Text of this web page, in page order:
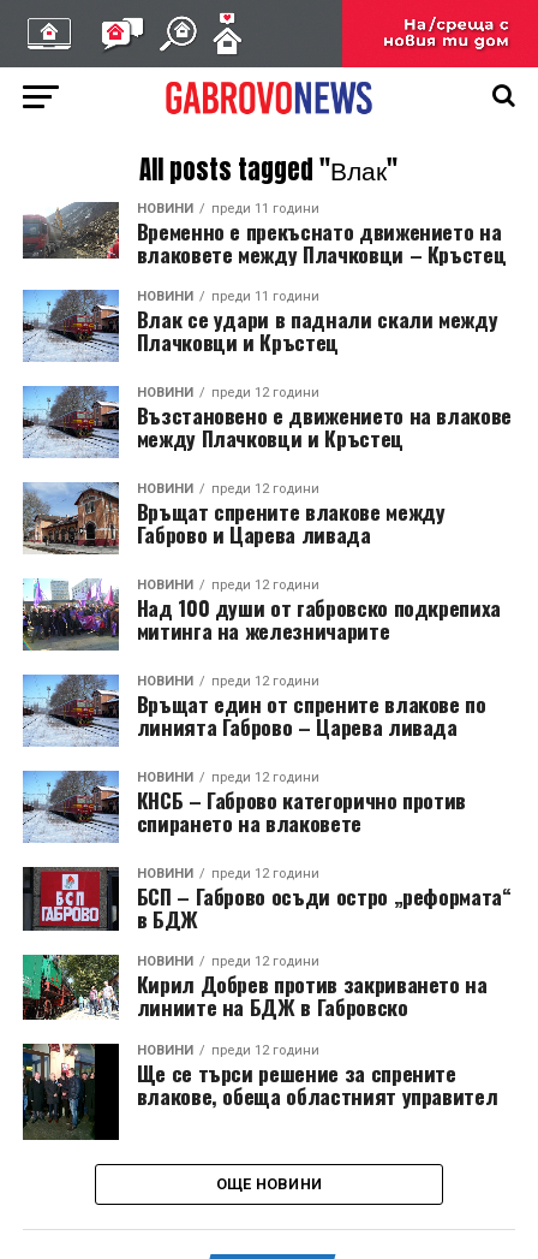
All posts tagged "Влак"
НОВИНИ преди 11 години
Временно е прекъснато движението на
влаковете между Плачковци – Кръстец
НОВИНИ преди 11 години
Влак се удари в паднали скали между
Плачковци и Кръстец
НОВИНИ преди 12 години
Възстановено е движението на влакове
между Плачковци и Кръстец
НОВИНИ преди 12 години
Връщат спрените влакове между
Габрово и Царева ливада
НОВИНИ преди 12 години
Над 100 души от габровско подкрепиха
митинга на железничарите
НОВИНИ преди 12 години
Връщат един от спрените влакове по
линията Габрово – Царева ливада
НОВИНИ преди 12 години
КНСБ – Габрово категорично против
спирането на влаковете
НОВИНИ преди 12 години
БСП – Габрово осъди остро „реформата“
в БДЖ
НОВИНИ преди 12 години
Кирил Добрев против закриването на
линиите на БДЖ в Габровско
НОВИНИ преди 12 години
Ще се търси решение за спрените
влакове, обеща областният управител
ОЩЕ НОВИНИ